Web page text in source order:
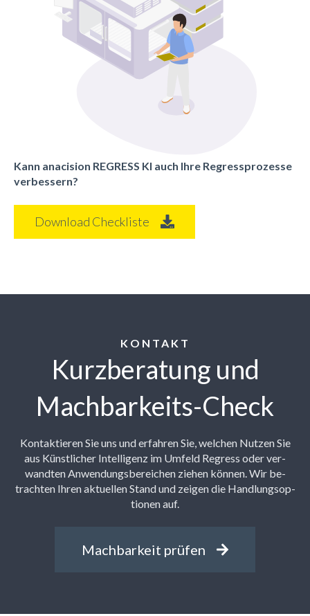
Kann anacision REGRESS KI auch Ihre Regressprozesse
verbessern?
Download Checkliste
KONTAKT
Kurzberatung und
Machbarkeits-Check
Kon­tak­tie­ren Sie uns und er­fah­ren Sie, wel­chen Nut­zen Sie
aus Künst­li­cher In­tel­li­genz im Um­feld Re­gress oder ver­
wand­ten An­wen­dungs­be­rei­chen zie­hen kön­nen. Wir be­
trach­ten Ih­ren ak­tu­el­len Stand und zei­gen die Hand­lungs­op­
tio­nen auf.
Machbarkeit prüfen